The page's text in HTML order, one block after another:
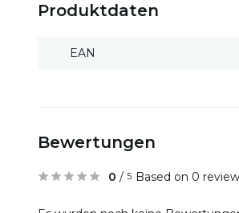
Produktdaten
EAN
Bewertungen
0 / 5 Based on 0